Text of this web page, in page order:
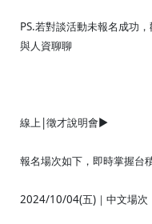
PS.若對談活動未報名成功
與人資聊聊
線上|徵才說明會►
報名場次如下，即時掌握台
2024/10/04(五)｜中文場次